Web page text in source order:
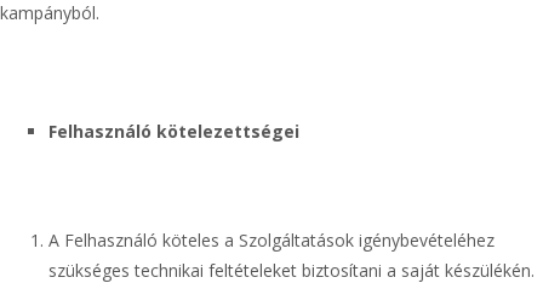
kampányból.
Felhasználó kötelezettségei
A Felhasználó köteles a Szolgáltatások igénybevételéhez
szükséges technikai feltételeket biztosítani a saját készülékén.